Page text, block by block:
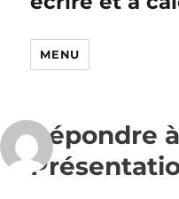
MENU
Répondre